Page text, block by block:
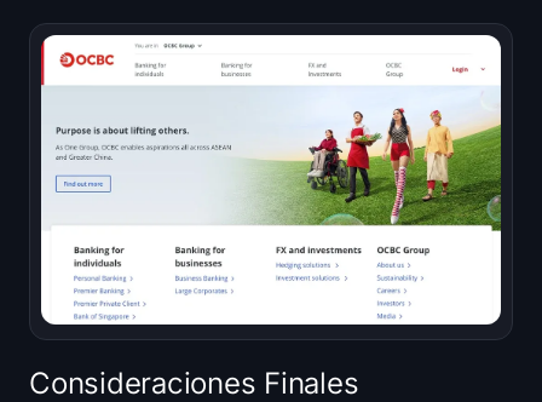
Consideraciones Finales